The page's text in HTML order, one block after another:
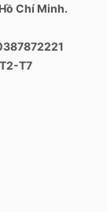
Chí Minh.
T7